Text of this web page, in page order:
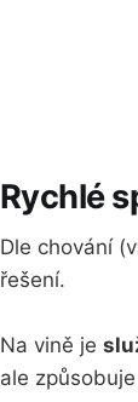
Rychlé
Dle chování
řešení.
Na vině je
ale